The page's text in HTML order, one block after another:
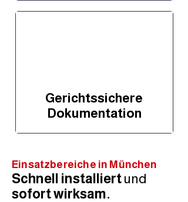
Gerichtssichere
Dokumentation
Einsatzbereiche in München
Schnell installiertund
sofort wirksam.